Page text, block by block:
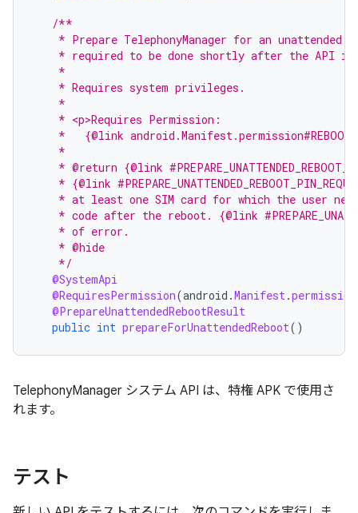
/**
* Prepare TelephonyManager for an unattended
* required to be done shortly after the API is
    *
    * Requires system privileges.
    *
    * <p>Requires Permission:
    *   {@link android.Manifest.permission#REBOOT}
    *
* @return {@link
* {@link
* at least one SIM card for which the user
* code after the reboot. {@link
    * of error.
    * @hide
    */
@SystemApi
@RequiresPermission(android .Manifest.permission
@PrepareUnattendedRebootResult
public int prepareForUnattendedReboot()
TelephonyManager システム API は、特権 APK で使用さ
れます。
テスト